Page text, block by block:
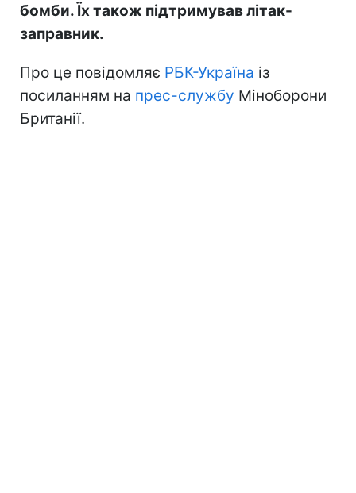
бомби. Їх також підтримував літак-
заправник.
Про це повідомляє РБК-Україна із
посиланням на прес-службу Міноборони
Британії.